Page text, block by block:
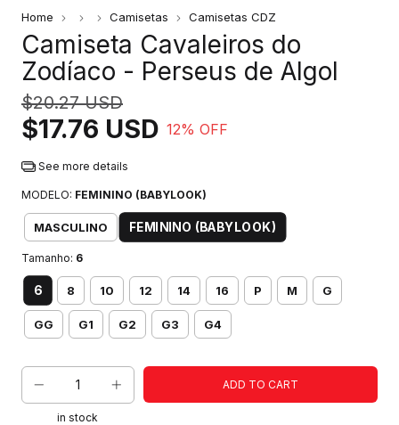
Home Camisetas Camisetas CDZ
Camiseta Cavaleiros do
Zodíaco - Perseus de Algol
$20.27 USD
$17.76 USD 12% OFF
See more details
MODELO: FEMININO (BABYLOOK)
MASCULINO FEMININO (BABYLOOK)
Tamanho: 6
6 8 10 12 14 16 P M G
GG G1 G2 G3 G4
in stock